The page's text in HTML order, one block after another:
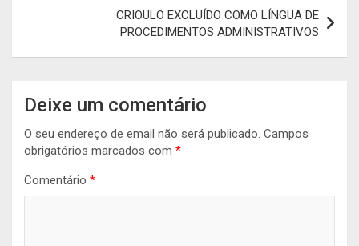
CRIOULO EXCLUÍDO COMO LÍNGUA DE
PROCEDIMENTOS ADMINISTRATIVOS
Deixe um comentário
O seu endereço de email não será publicado. Campos
obrigatórios marcados com *
Comentário *